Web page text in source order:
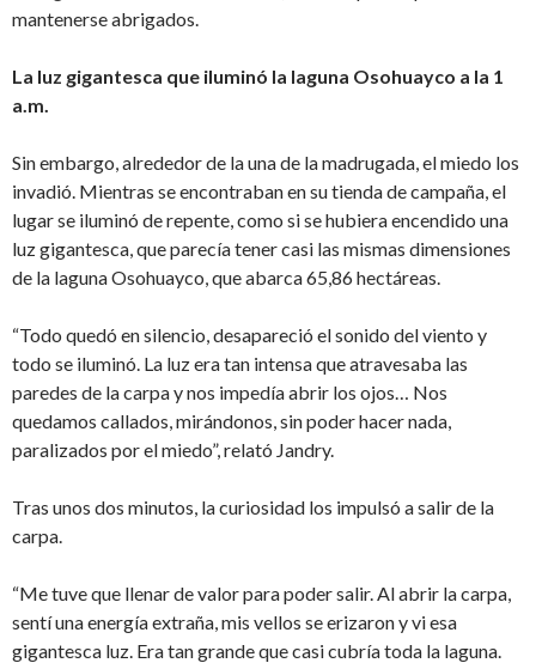
mantenerse abrigados.
La luz gigantesca que iluminó la laguna Osohuayco a la 1
a.m.
Sin embargo, alrededor de la una de la madrugada, el miedo los
invadió. Mientras se encontraban en su tienda de campaña, el
lugar se iluminó de repente, como si se hubiera encendido una
luz gigantesca, que parecía tener casi las mismas dimensiones
de la laguna Osohuayco, que abarca 65,86 hectáreas.
“Todo quedó en silencio, desapareció el sonido del viento y
todo se iluminó. La luz era tan intensa que atravesaba las
paredes de la carpa y nos impedía abrir los ojos… Nos
quedamos callados, mirándonos, sin poder hacer nada,
paralizados por el miedo”, relató Jandry.
Tras unos dos minutos, la curiosidad los impulsó a salir de la
carpa.
“Me tuve que llenar de valor para poder salir. Al abrir la carpa,
sentí una energía extraña, mis vellos se erizaron y vi esa
gigantesca luz. Era tan grande que casi cubría toda la laguna.